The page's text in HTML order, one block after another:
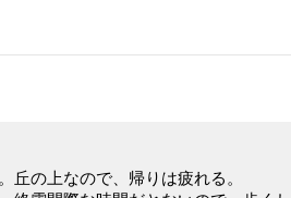
丘の上なので、帰りは疲れる。